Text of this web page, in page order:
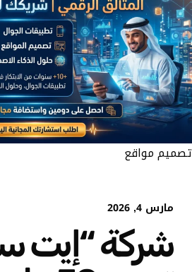
تصميم مواقع
مارس 4, 2026
شركة “إيت